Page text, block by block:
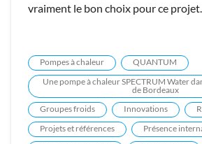
vraiment le bon choix pour ce projet.
Pompes à chaleur
QUANTUM
Une pompe à chaleur SPECTRUM Water
de Bordeaux
Groupes froids
Innovations
Projets et références
Présence